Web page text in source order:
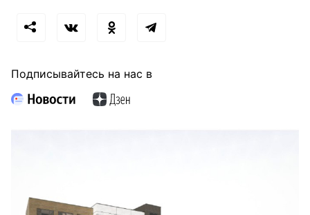
Подписывайтесь на нас в